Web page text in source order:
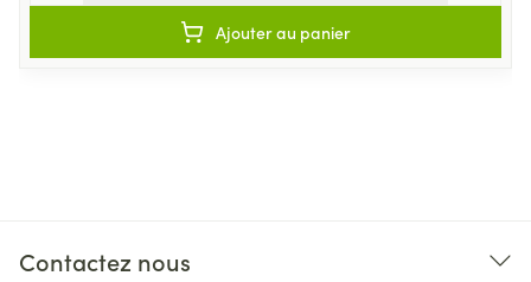
Ajouter au panier
Contactez nous